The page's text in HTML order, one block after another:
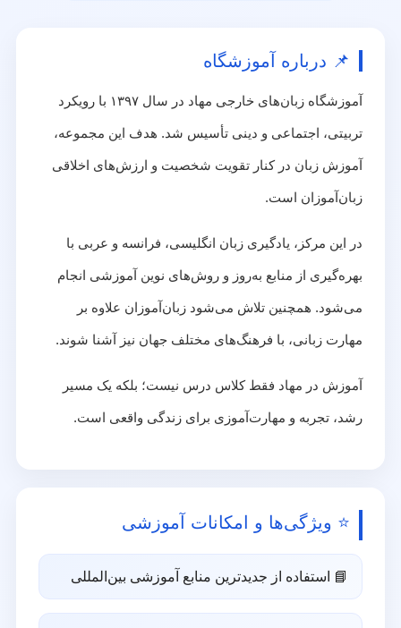
📌 درباره آموزشگاه
آموزشگاه زبان‌های خارجی مهاد در سال ۱۳۹۷ با رویکرد
تربیتی، اجتماعی و دینی تأسیس شد. هدف این مجموعه،
آموزش زبان در کنار تقویت شخصیت و ارزش‌های اخلاقی
زبان‌آموزان است.
در این مرکز، یادگیری زبان انگلیسی، فرانسه و عربی با
بهره‌گیری از منابع به‌روز و روش‌های نوین آموزشی انجام
می‌شود. همچنین تلاش می‌شود زبان‌آموزان علاوه بر
مهارت زبانی، با فرهنگ‌های مختلف جهان نیز آشنا شوند.
آموزش در مهاد فقط کلاس درس نیست؛ بلکه یک مسیر
رشد، تجربه و مهارت‌آموزی برای زندگی واقعی است.
⭐ ویژگی‌ها و امکانات آموزشی
📘 استفاده از جدیدترین منابع آموزشی بین‌المللی